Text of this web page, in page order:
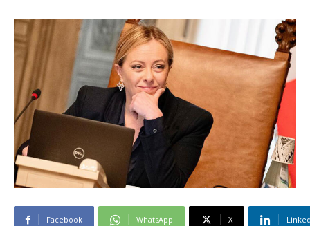
Facebook WhatsApp X